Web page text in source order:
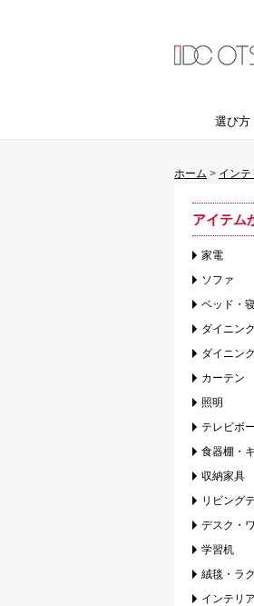
選び方
ホーム > インテ
アイテム
家電
ソファ
ベッド・
ダイニン
ダイニン
カーテン
照明
テレビボ
食器棚・
収納家具
リビング
デスク・
学習机
絨毯・ラ
インテリ